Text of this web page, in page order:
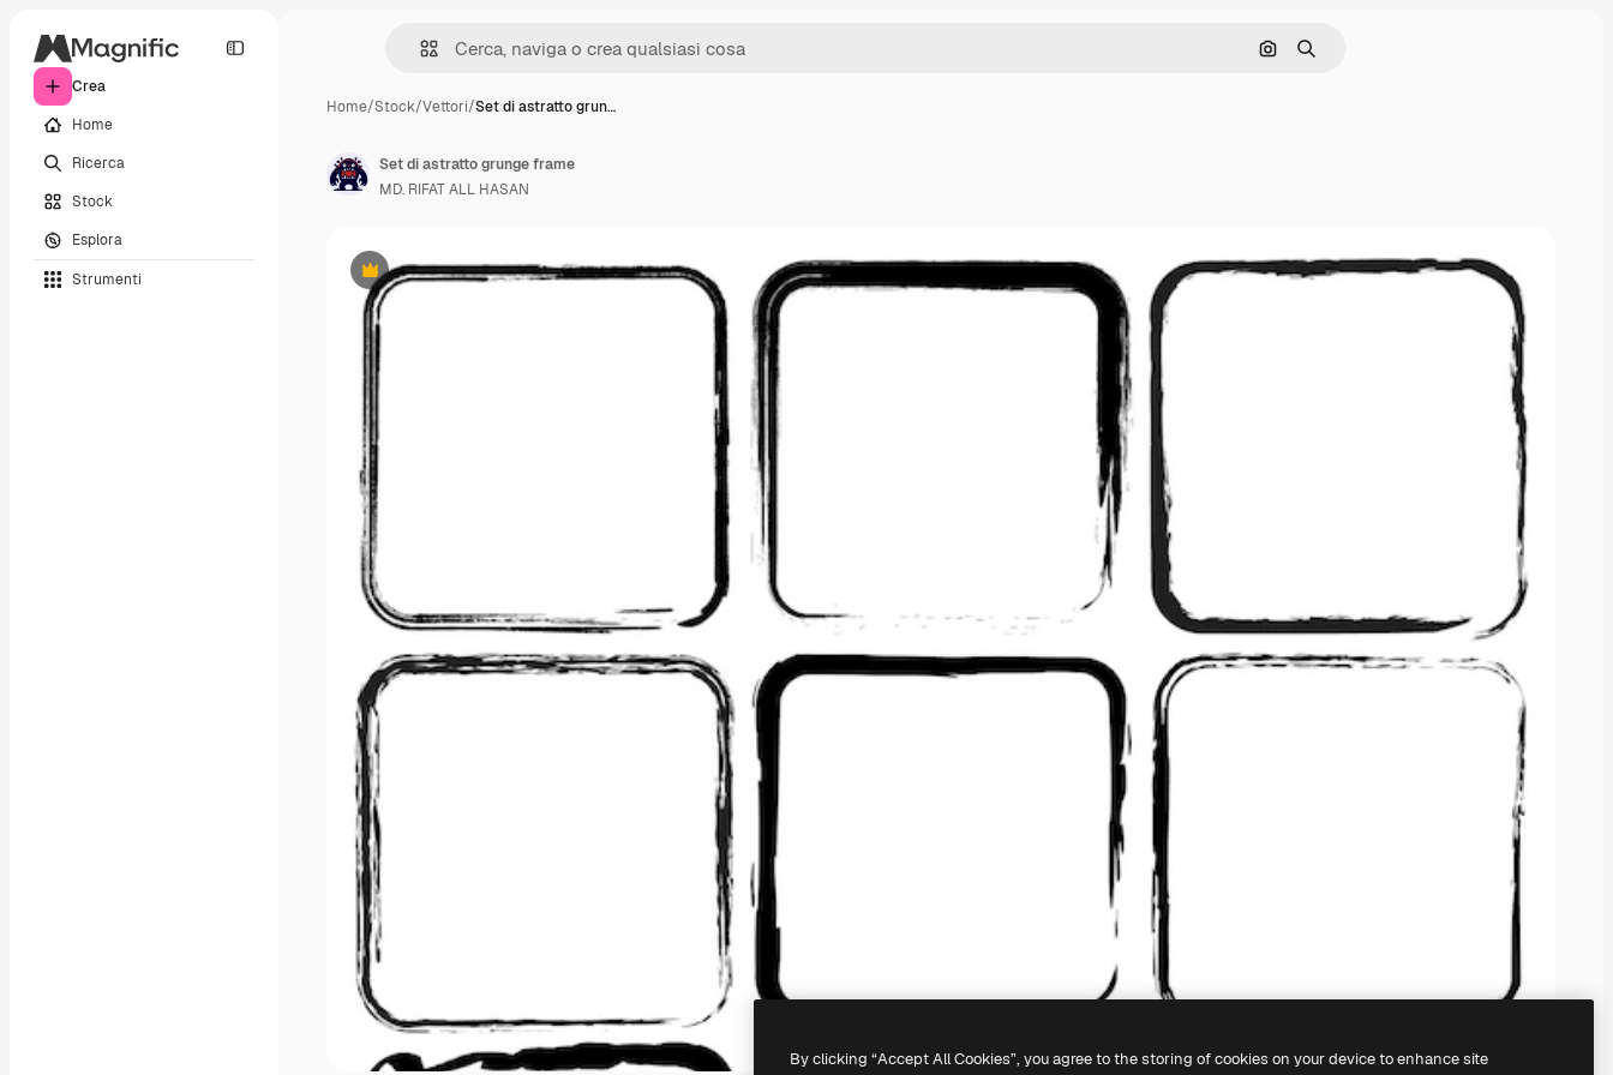
Crea
Home
Ricerca
Stock
Esplora
Strumenti
Cerca per immagine
Ricerca
Home/Stock/Vettori/Set di astratto grun…
Premium
Set di astratto grunge frame
MD. RIFAT ALL HASAN
By clicking “Accept All Cookies”, you agree to the storing of cookies on your device to enhance site